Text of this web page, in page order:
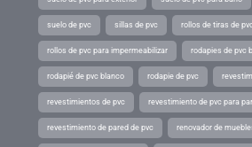
suelo de pvc sillas de pvc rollos de tiras de
rollos de pvc para impermeabilizar rodapies de pvc
rodapié de pvc blanco rodapie de pvc
revestimientos de pvc revestimiento de pvc para
revestimiento de pared de pvc renovador de